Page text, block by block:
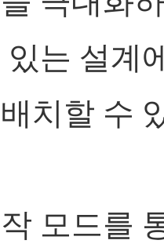
는 설계
치할 수
모드를